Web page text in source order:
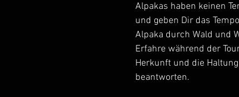
Alpakas haben keinen
und geben Dir das
Alpaka durch Wald und
Erfahre während der
Herkunft und die
beantworten.